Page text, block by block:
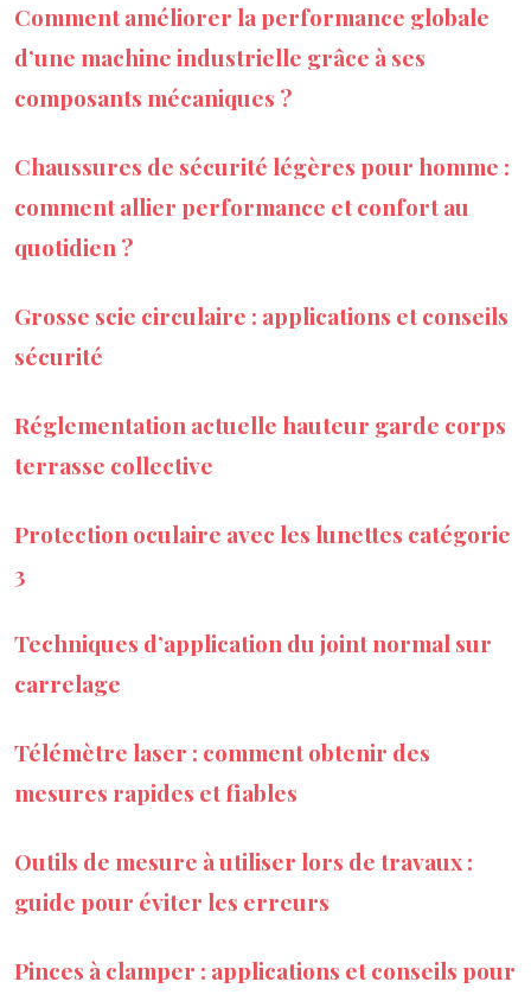
Comment améliorer la performance globale
d’une machine industrielle grâce à ses
composants mécaniques ?
Chaussures de sécurité légères pour homme :
comment allier performance et confort au
quotidien ?
Grosse scie circulaire : applications et conseils
sécurité
Réglementation actuelle hauteur garde corps
terrasse collective
Protection oculaire avec les lunettes catégorie
3
Techniques d’application du joint normal sur
carrelage
Télémètre laser : comment obtenir des
mesures rapides et fiables
Outils de mesure à utiliser lors de travaux :
guide pour éviter les erreurs
Pinces à clamper : applications et conseils pour